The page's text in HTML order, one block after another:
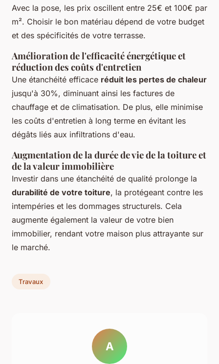
Avec la pose, les prix oscillent entre 25€ et 100€ par
m². Choisir le bon matériau dépend de votre budget
et des spécificités de votre terrasse.
Amélioration de l'efficacité énergétique et
réduction des coûts d'entretien
Une étanchéité efficace réduit les pertes de chaleur
jusqu'à 30%, diminuant ainsi les factures de
chauffage et de climatisation. De plus, elle minimise
les coûts d'entretien à long terme en évitant les
dégâts liés aux infiltrations d'eau.
Augmentation de la durée de vie de la toiture et
de la valeur immobilière
Investir dans une étanchéité de qualité prolonge la
durabilité de votre toiture, la protégeant contre les
intempéries et les dommages structurels. Cela
augmente également la valeur de votre bien
immobilier, rendant votre maison plus attrayante sur
le marché.
Travaux
A